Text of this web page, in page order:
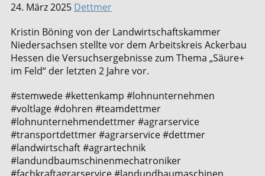
24. März 2025 Dettmer
Kristin Böning von der Landwirtschaftskammer
Niedersachsen stellte vor dem Arbeitskreis Ackerbau
Hessen die Versuchsergebnisse zum Thema „Säure+
im Feld“ der letzten 2 Jahre vor.
#stemwede #kettenkamp #lohnunternehmen
#voltlage #dohren #teamdettmer
#lohnunternehmendettmer #agrarservice
#transportdettmer #agrarservice #dettmer
#landwirtschaft #agrartechnik
#landundbaumschinenmechatroniker